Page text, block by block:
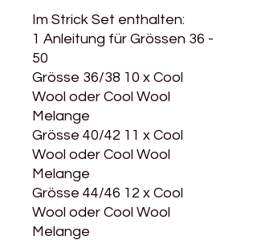
Im Strick Set enthalten:
1 Anleitung für Grössen 36 -
50
Grösse 36/38 10 x Cool
Wool oder Cool Wool
Melange
Grösse 40/42 11 x Cool
Wool oder Cool Wool
Melange
Grösse 44/46 12 x Cool
Wool oder Cool Wool
Melange